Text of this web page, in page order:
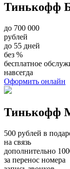
Тинькофф
до 700 000
рублей
до 55 дней
без %
бесплатное
навсегда
Оформить онлайн
Тинькофф
500 рублей в
на связь
дополнительно
за перенос номера